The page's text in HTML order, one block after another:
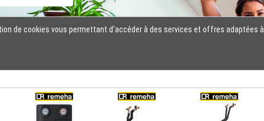
de cookies vous permettant d'accéder à des services et offres adaptées